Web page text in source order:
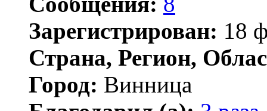
Зарегистрирован: 18
Страна, Регион,
Город: Винница